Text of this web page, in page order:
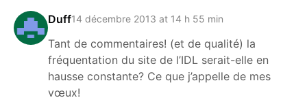
Duff14 décembre 2013 at 14 h 55 min
Tant de commentaires! (et de qualité) la
fréquentation du site de l’IDL serait-elle en
hausse constante? Ce que j’appelle de mes
vœux!